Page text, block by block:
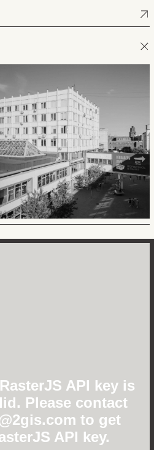
API key is
Please contact
to get
API key.